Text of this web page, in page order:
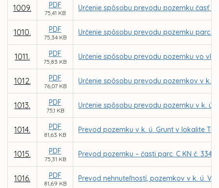
1009. PDF
75,41 KB
Určenie spôsobu prevodu pozemku časť
1010. PDF
75,34 KB
Určenie spôsobu prevodu pozemku parc.
1011. PDF
75,83 KB
Určenie spôsobu prevodu pozemku vo
1012. PDF
76,07 KB
Určenie spôsobu prevodu pozemkov v k.
1013. PDF
75,1 KB
Určenie spôsobu prevodu pozemku v k.
1014. PDF
81,63 KB
Prevod pozemku v k. ú. Grunt v lokalite
1015. PDF
75,31 KB
Prevod pozemku – časti parc. C KN č.
1016. PDF
81,69 KB
Prevod nehnuteľností, pozemkov v k. ú.